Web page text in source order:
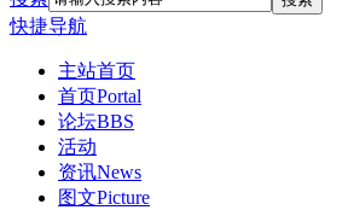
快捷导航
主站首页
首页Portal
论坛BBS
活动
资讯News
图文Picture